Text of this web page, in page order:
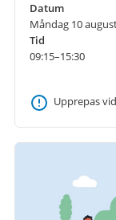
Datum
Måndag 10
Tid
09:15–15:30
Upprepas